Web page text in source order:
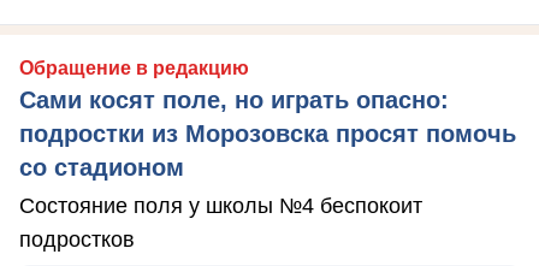
Обращение в редакцию
Сами косят поле, но играть опасно:
подростки из Морозовска просят помочь
со стадионом
Состояние поля у школы №4 беспокоит
подростков